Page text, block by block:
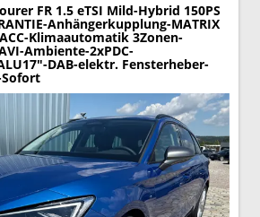
FR 1.5 eTSI Mild-Hybrid 150PS
Anhängerkupplung-MATRIX
ACC-Klimaautomatik 3Zonen-
Ambiente-2xPDC-
DAB-elektr. Fensterheber-
Sofort